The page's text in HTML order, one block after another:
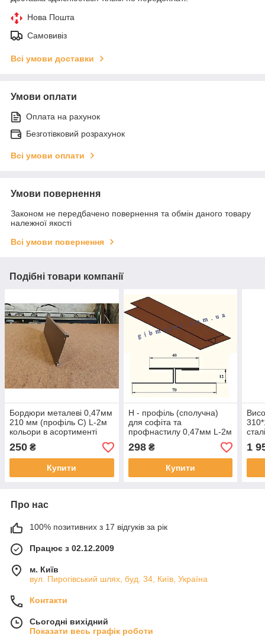
Нова Пошта
Самовивіз
Всі умови доставки
Умови оплати
Оплата на рахунок
Безготівковий розрахунок
Всі умови оплати
Умови повернення
Законом не передбачено повернення та обмін даного товару
належної якості
Всі умови повернення
Подібні товари компанії
Бордюри металеві 0,47мм
210 мм (профіль С) L-2м
кольори в асортименті
RAL
250 ₴
Купити
Н - профіль (сполучна)
для софіта та
профнастилу 0,47мм L-2м
кольори в асортименті
298₴
Купити
1
Про нас
100% позитивних з 17 відгуків за рік
Працює з 02.12.2009
м. Київ
вул. Пирогівський шлях, буд. 34, Київ, Україна
Контакти
Сьогодні вихідний
Показати весь графік роботи